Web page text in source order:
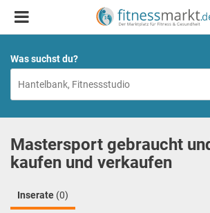
Was suchst du?
Mastersport gebraucht
kaufen und verkaufen
Inserate (0)